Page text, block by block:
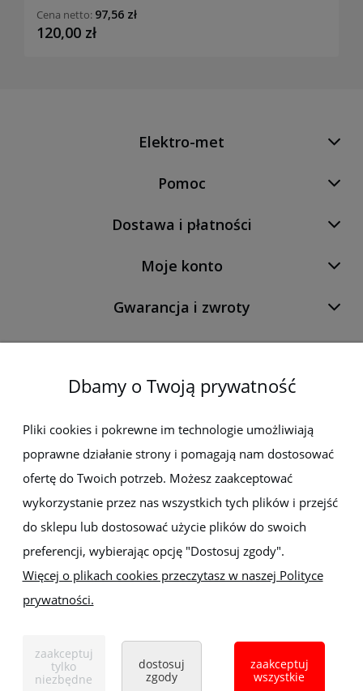
120,00 zł
Cena netto: 97,56 zł
Elektro-met
Pomoc
Dostawa i płatności
Moje konto
Gwarancja i zwroty
O firmie
Newsletter
Zapisz się do newslettera, aby być na bieżąco z nowościami i
promocjami
Handlowa 1, 35-103 Rzeszów
Tel:
+48 17 853 90 49 +48 668 191 214
Dbamy o Twoją prywatność
Pliki cookies i pokrewne im technologie umożliwiają
poprawne działanie strony i pomagają nam dostosować
ofertę do Twoich potrzeb. Możesz zaakceptować
wykorzystanie przez nas wszystkich tych plików i przejść
do sklepu lub dostosować użycie plików do swoich
preferencji, wybierając opcję "Dostosuj zgody".
Więcej o plikach cookies przeczytasz w naszej Polityce
prywatności.
zaakceptuj
tylko
niezbędne
dostosuj
zgody
zaakceptuj
wszystkie